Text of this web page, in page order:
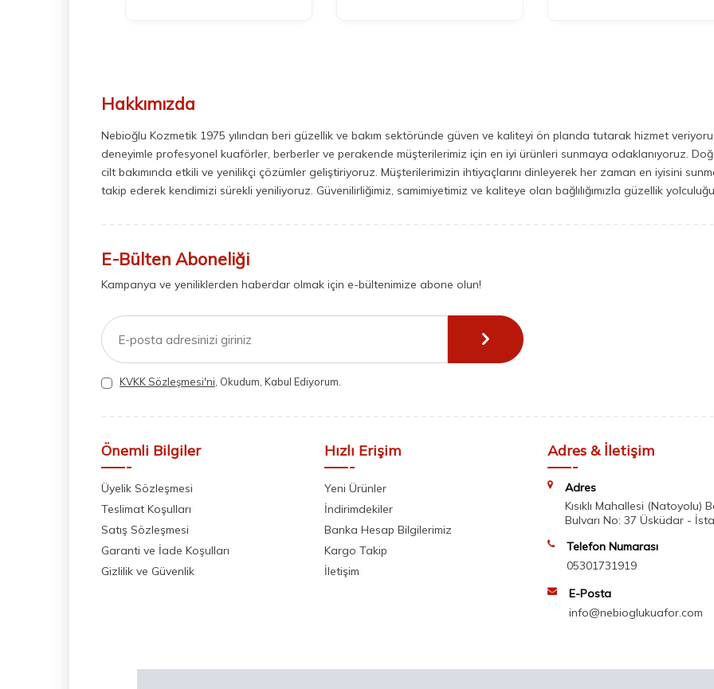
Hakkımızda
Nebioğlu Kozmetik 1975 yılından beri güzellik ve bakım sektöründe güven ve kaliteyi ön planda tutarak hizmet
deneyimle profesyonel kuaförler, berberler ve perakende müşterilerimiz için en iyi ürünleri sunmaya odaklanıyoruz.
cilt bakımında etkili ve yenilikçi çözümler geliştiriyoruz. Müşterilerimizin ihtiyaçlarını dinleyerek her zaman en iyisini
takip ederek kendimizi sürekli yeniliyoruz. Güvenilirliğimiz, samimiyetimiz ve kaliteye olan bağlılığımızla güzellik
E-Bülten Aboneliği
Kampanya ve yeniliklerden haberdar olmak için e-bültenimize abone olun!
KVKK Sözleşmesi'ni , Okudum, Kabul Ediyorum.
Önemli Bilgiler
Üyelik Sözleşmesi
Teslimat Koşulları
Satış Sözleşmesi
Garanti ve İade Koşulları
Gizlilik ve Güvenlik
Hızlı Erişim
Yeni Ürünler
İndirimdekiler
Banka Hesap Bilgilerimiz
Kargo Takip
İletişim
Adres & İletişim
Adres
Kısıklı Mahallesi (Natoyolu)
Bulvarı No: 37 Üsküdar -
Telefon Numarası
05301731919
E-Posta
info@nebioglukuafor.com